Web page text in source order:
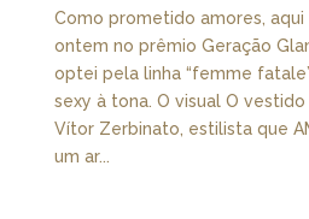
Como prometido amores,
ontem no prêmio Geração
optei pela linha “femme
sexy à tona. O visual O
Vítor Zerbinato, estilista que
um ar...